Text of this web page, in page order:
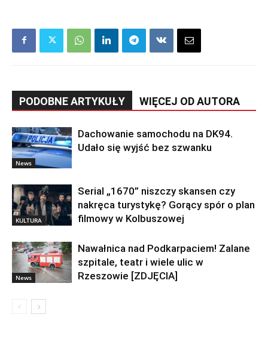
PODOBNE ARTYKUŁY WIĘCEJ OD AUTORA
News
Dachowanie samochodu na DK94.
Udało się wyjść bez szwanku
KULTURA
Serial „1670” niszczy skansen czy
nakręca turystykę? Gorący spór o plan
filmowy w Kolbuszowej
News
Nawałnica nad Podkarpaciem! Zalane
szpitale, teatr i wiele ulic w
Rzeszowie [ZDJĘCIA]